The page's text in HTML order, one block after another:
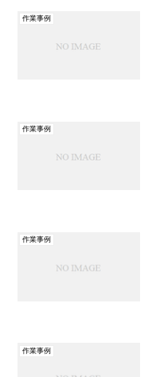
作業事例
作業事例
作業事例
作業事例